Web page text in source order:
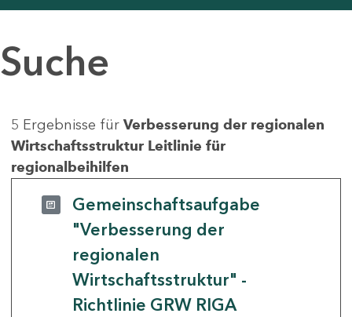
Suche
5 Ergebnisse für Verbesserung der regionalen
Wirtschaftsstruktur Leitlinie für
regionalbeihilfen
Gemeinschaftsaufgabe
"Verbesserung der
regionalen
Wirtschaftsstruktur" -
Richtlinie GRW RIGA